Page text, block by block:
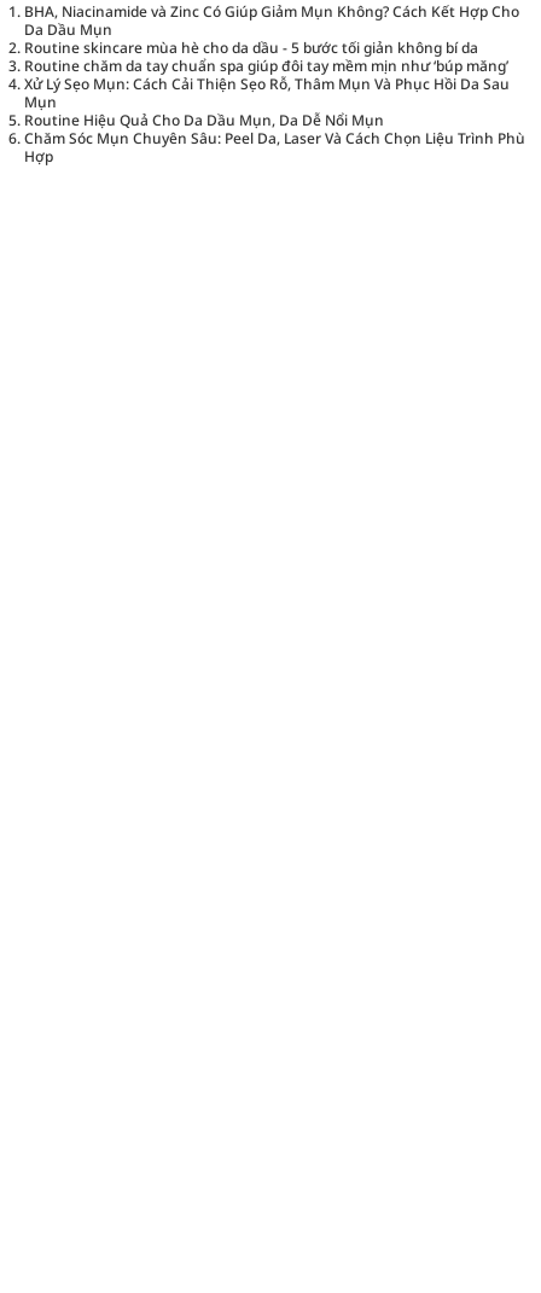
BHA, Niacinamide và Zinc Có Giúp Giảm Mụn Không? Cách Kết Hợp Cho
Da Dầu Mụn
Routine skincare mùa hè cho da dầu - 5 bước tối giản không bí da
Routine chăm da tay chuẩn spa giúp đôi tay mềm mịn như ‘búp măng’
Xử Lý Sẹo Mụn: Cách Cải Thiện Sẹo Rỗ, Thâm Mụn Và Phục Hồi Da Sau
Mụn
Routine Hiệu Quả Cho Da Dầu Mụn, Da Dễ Nổi Mụn
Chăm Sóc Mụn Chuyên Sâu: Peel Da, Laser Và Cách Chọn Liệu Trình Phù
Hợp